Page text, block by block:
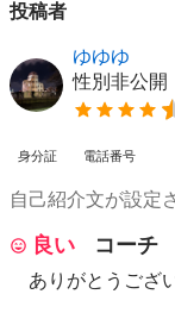
投稿者
ゆゆゆ
性別非公開
身分証 電話番号
自己紹介文が設定
良い コーチ
ありがとうござ